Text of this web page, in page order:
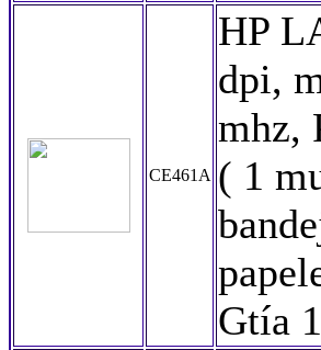
CE461A
HP
dpi,
mhz,
( 1
Gtía